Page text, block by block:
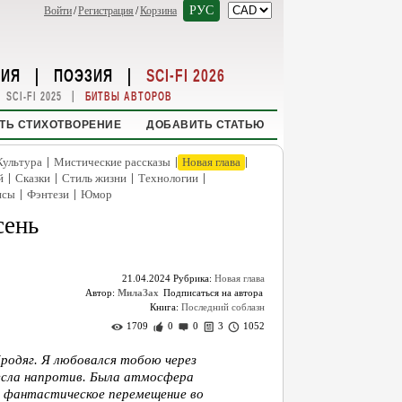
Войти/Регистрация /Корзина РУС
| ПОЭЗИЯ | SCI-FI 2026
SCI-FI 2025 | БИТВЫ АВТОРОВ
СТИХОТВОРЕНИЕ ДОБАВИТЬ СТАТЬЮ
| Мистические рассказы | Новая глава |
| Сказки | Стиль жизни | Технологии |
| Фэнтези | Юмор
21.04.2024 Рубрика: Новая глава
Автор: МилаЗах
Книга: Последний соблазн
1709
0 0 3 1052
Я любовался тобою через
напротив. Была атмосфера
перемещение во